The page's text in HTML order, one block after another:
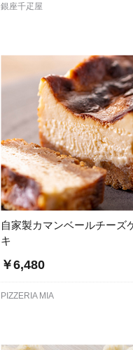
銀座千疋屋
自家製カマンベールチーズ
キ
￥6,480
PIZZERIA MIA